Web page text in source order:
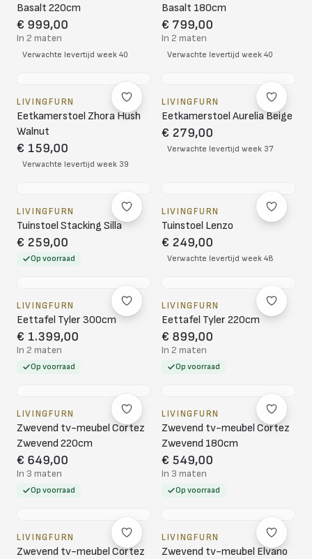
Basalt 220cm
€ 999,00
In 2 maten
Verwachte levertijd week 40
Basalt 180cm
€ 799,00
In 2 maten
Verwachte levertijd week 40
LIVINGFURN
Eetkamerstoel Zhora Hush
Walnut
€ 159,00
Verwachte levertijd week 39
LIVINGFURN
Eetkamerstoel Aurelia Beige
€ 279,00
Verwachte levertijd week 37
LIVINGFURN
Tuinstoel Stacking Silla
€ 259,00
Op voorraad
LIVINGFURN
Tuinstoel Lenzo
€ 249,00
Verwachte levertijd week 48
LIVINGFURN
Eettafel Tyler 300cm
€ 1.399,00
In 2 maten
Op voorraad
LIVINGFURN
Eettafel Tyler 220cm
€ 899,00
In 2 maten
Op voorraad
LIVINGFURN
Zwevend tv-meubel Cortez
Zwevend 220cm
€ 649,00
In 3 maten
Op voorraad
LIVINGFURN
Zwevend tv-meubel Cortez
Zwevend 180cm
€ 549,00
In 3 maten
Op voorraad
LIVINGFURN
Zwevend tv-meubel Cortez
LIVINGFURN
Zwevend tv-meubel Elvano